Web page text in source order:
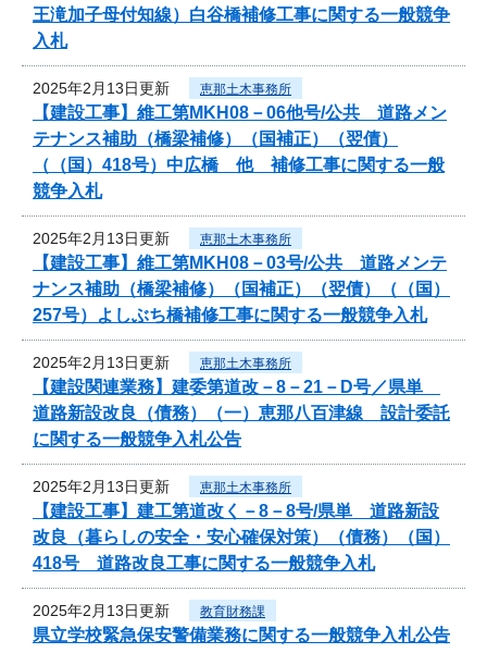
王滝加子母付知線）白谷橋補修工事に関する一般競争
入札
2025年2月13日更新 恵那土木事務所
【建設工事】維工第MKH08－06他号/公共 道路メン
テナンス補助（橋梁補修）（国補正）（翌債）
（（国）418号）中広橋 他 補修工事に関する一般
競争入札
2025年2月13日更新 恵那土木事務所
【建設工事】維工第MKH08－03号/公共 道路メンテ
ナンス補助（橋梁補修）（国補正）（翌債）（（国）
257号）よしぶち橋補修工事に関する一般競争入札
2025年2月13日更新 恵那土木事務所
【建設関連業務】建委第道改－8－21－D号／県単
道路新設改良（債務）（一）恵那八百津線 設計委託
に関する一般競争入札公告
2025年2月13日更新 恵那土木事務所
【建設工事】建工第道改く－8－8号/県単 道路新設
改良（暮らしの安全・安心確保対策）（債務）（国）
418号 道路改良工事に関する一般競争入札
2025年2月13日更新 教育財務課
県立学校緊急保安警備業務に関する一般競争入札公告